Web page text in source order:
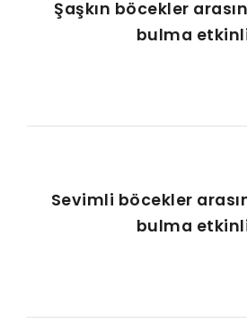
Şaşkın böcekler
bulma
Sevimli böcekler
bulma